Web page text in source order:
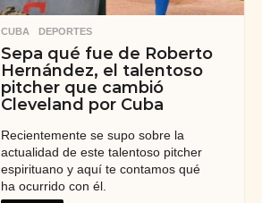
CUBA ,DEPORTES
Sepa qué fue de Roberto
Hernández, el talentoso
pitcher que cambió
Cleveland por Cuba
Recientemente se supo sobre la
actualidad de este talentoso pitcher
espirituano y aquí te contamos qué
ha ocurrido con él.